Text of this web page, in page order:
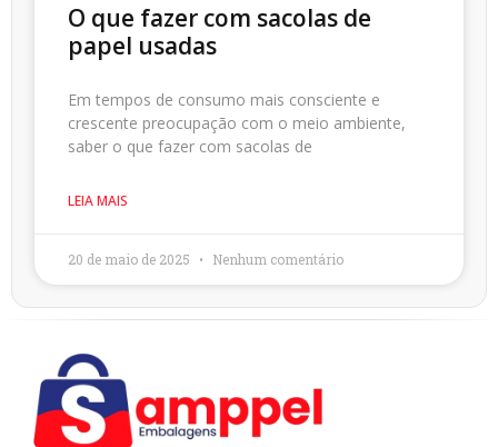
O que fazer com sacolas de
papel usadas
Em tempos de consumo mais consciente e
crescente preocupação com o meio ambiente,
saber o que fazer com sacolas de
LEIA MAIS
20 de maio de 2025 Nenhum comentário